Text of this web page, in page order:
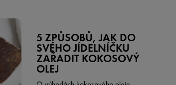
5 ZPŮSOBŮ, JAK DO
SVÉHO JÍDELNÍČKU
ZAŘADIT KOKOSOVÝ
OLEJ